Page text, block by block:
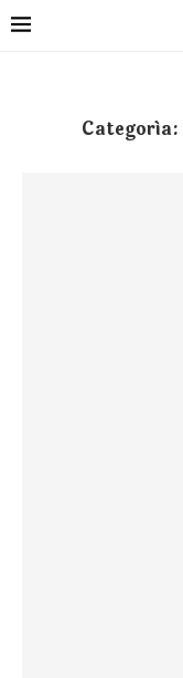
Categoría: